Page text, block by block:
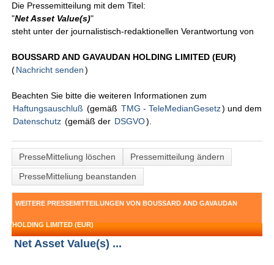
Die Pressemitteilung mit dem Titel:
"Net Asset Value(s)"
steht unter der journalistisch-redaktionellen Verantwortung von
BOUSSARD AND GAVAUDAN HOLDING LIMITED (EUR)
(Nachricht senden )
Beachten Sie bitte die weiteren Informationen zum
Haftungsauschluß (gemäß TMG - TeleMedianGesetz) und dem
Datenschutz (gemäß der DSGVO).
PresseMitteliung löschen
Pressemitteilung ändern
PresseMitteliung beanstanden
WEITERE PRESSEMITTEILUNGEN VON BOUSSARD AND GAVAUDAN
HOLDING LIMITED (EUR)
Net Asset Value(s) ...